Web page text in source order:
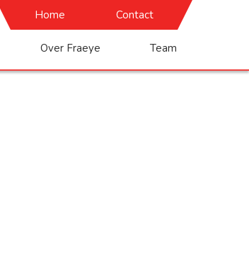
Home Contact
Over Fraeye Team